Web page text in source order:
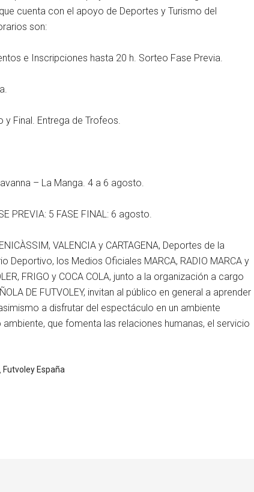
cuenta con el apoyo de Deportes y Turismo del
son:
e Inscripciones hasta 20 h. Sorteo Fase Previa.
y Final. Entrega de Trofeos.
– La Manga. 4 a 6 agosto.
PREVIA: 5 FASE FINAL: 6 agosto.
VALENCIA y CARTAGENA, Deportes de la
Deportivo, los Medios Oficiales MARCA, RADIO MARCA y
FRIGO y COCA COLA, junto a la organización a cargo
DE FUTVOLEY, invitan al público en general a aprender
a disfrutar del espectáculo en un ambiente
que fomenta las relaciones humanas, el servicio
Futvoley España